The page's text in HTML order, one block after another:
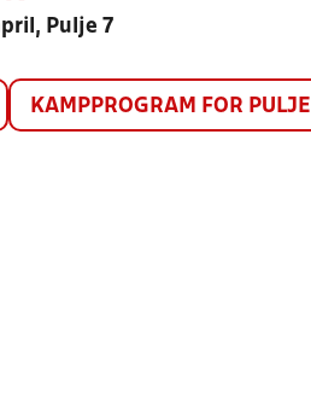
Pulje 7
KAMPPROGRAM FOR PULJE